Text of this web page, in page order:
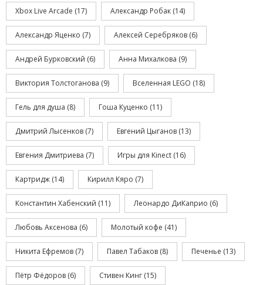
Xbox Live Arcade (17) Александр Робак (14)
Александр Яценко (7) Алексей Серебряков (6)
Андрей Бурковский (6) Анна Михалкова (9)
Виктория Толстоганова (9) Вселенная LEGO (18)
Гель для душа (8) Гоша Куценко (11)
Дмитрий Лысенков (7) Евгений Цыганов (13)
Евгения Дмитриева (7) Игры для Kinect (16)
Картридж (14) Кирилл Кяро (7)
Константин Хабенский (11) Леонардо ДиКаприо (6)
Любовь Аксенова (6) Молотый кофе (41)
Никита Ефремов (7) Павел Табаков (8) Печенье (13)
Пётр Фёдоров (6) Стивен Кинг (15)